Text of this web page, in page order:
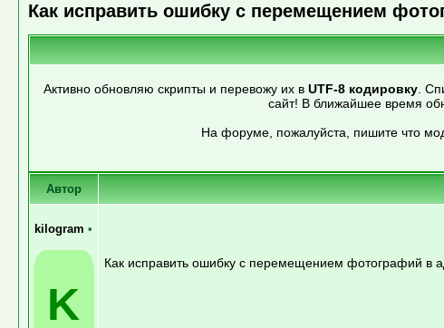
Как исправить ошибку с перемещением
Активно обновляю скрипты и перевожу их в UTF-8 кодировку.
сайт! В ближайшее время
На форуме, пожалуйста, пишите что
Автор
kilogram •
K
Как исправить ошибку с перемещением фотографий в